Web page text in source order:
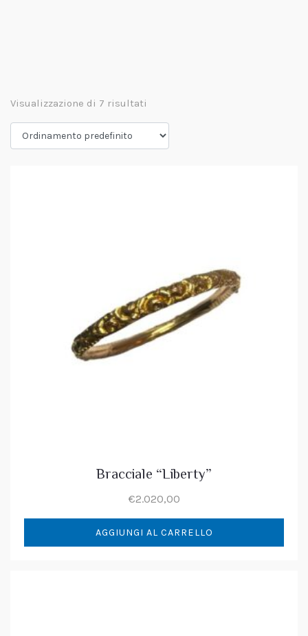
Visualizzazione di 7 risultati
Bracciale “Liberty”
€2.020,00
AGGIUNGI AL CARRELLO